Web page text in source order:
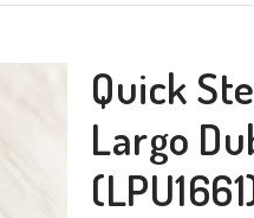
Quick
Largo